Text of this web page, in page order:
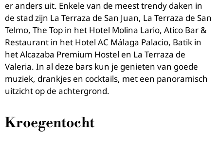
er anders uit. Enkele van de meest trendy daken in
de stad zijn La Terraza de San Juan, La Terraza de San
Telmo, The Top in het Hotel Molina Lario, Atico Bar &
Restaurant in het Hotel AC Málaga Palacio, Batik in
het Alcazaba Premium Hostel en La Terraza de
Valeria. In al deze bars kun je genieten van goede
muziek, drankjes en cocktails, met een panoramisch
uitzicht op de achtergrond.
Kroegentocht